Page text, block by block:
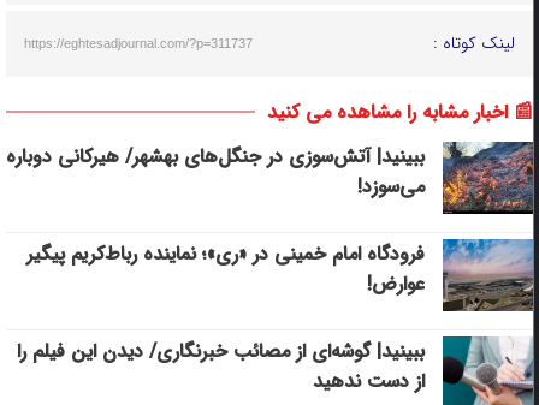
لینک کوتاه : https://eghtesadjournal.com/?p=311737
📰 اخبار مشابه را مشاهده می کنید
ببینید| آتش‌سوزی در جنگل‌های بهشهر/ هیرکانی دوباره
می‌سوزد!
فرودگاه امام خمینی در «ری»؛ نماینده رباط‌کریم پیگیر
عوارض!
ببینید| گوشه‌ای از مصائب خبرنگاری/ دیدن این فیلم را
از دست ندهید